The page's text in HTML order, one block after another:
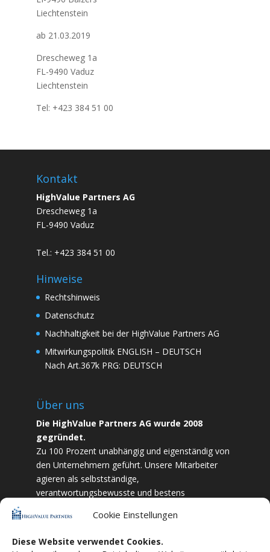
Cookie Einstellungen
Diese Website verwendet Cookies.
Liechtenstein
ab 21.03.2019
Drescheweg 1a
FL-9490 Vaduz
Liechtenstein
Tel: +423 384 51 00
Kontakt
HighValue Partners AG
Drescheweg 1a
FL-9490 Vaduz
Tel.: +423 384 51 00
Hinweise
Rechtshinweis
Datenschutz
Nachhaltigkeit bei der HighValue Partners AG
Mitwirkungspolitik ENGLISH – DEUTSCH
Nach Art.367k PRG: DEUTSCH
Über uns
Die HighValue Partners AG wurde 2008
gegründet.
Zu 100 Prozent unabhängig und eigenständig von
den Unternehmern geführt. Unsere Mitarbeiter
agieren als selbstständige,
verantwortungsbewusste und bestens
und Zielstrebigkeit sind wir bestrebt das